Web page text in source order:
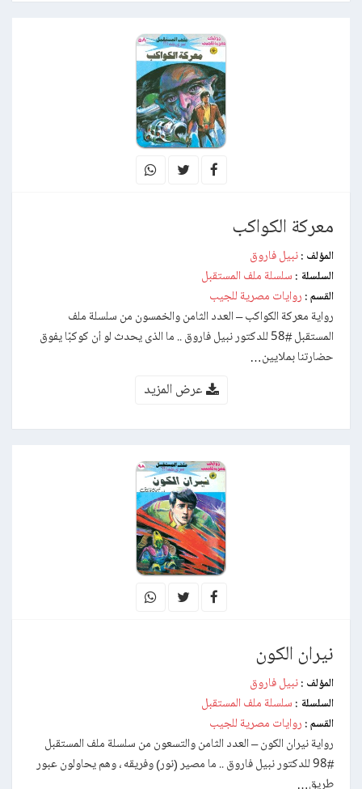
معركة الكواكب
المؤلف : نبيل فاروق
السلسلة : سلسلة ملف المستقبل
القسم : روايات مصرية للجيب
رواية معركة الكواكب – العدد الثامن والخمسون من سلسلة ملف
المستقبل #58 للدكتور نبيل فاروق .. ما الذى يحدث لو أن كوكبًا يفوق
حضارتنا بملايين…
عرض المزيد
نيران الكون
المؤلف : نبيل فاروق
السلسلة : سلسلة ملف المستقبل
القسم : روايات مصرية للجيب
رواية نيران الكون – العدد الثامن والتسعون من سلسلة ملف المستقبل
#98 للدكتور نبيل فاروق .. ما مصير (نور) وفريقه ، وهم يحاولون عبور
طريق…